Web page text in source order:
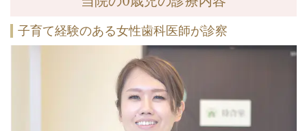
子育て経験のある女性歯科医師が診察